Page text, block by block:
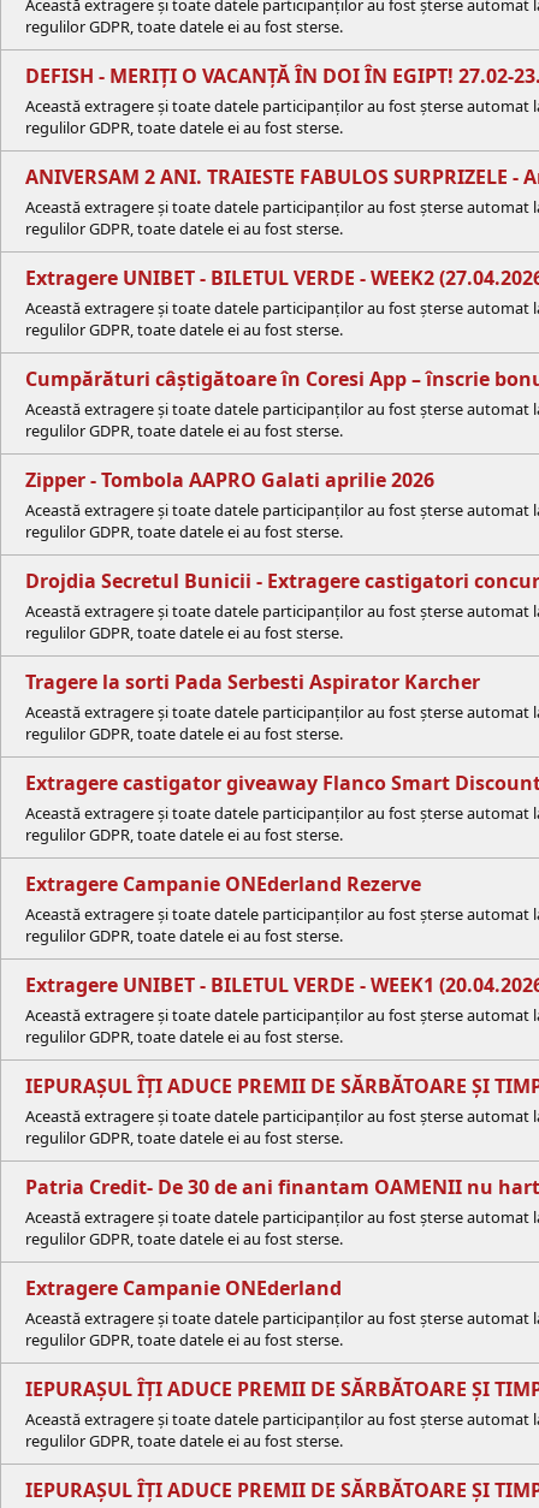
Această extragere și toate datele participanților au fost șterse
regulilor GDPR, toate datele ei au fost sterse.
DEFISH - MERIȚI O VACANȚĂ ÎN DOI ÎN EGIPT! 27.02-
Această extragere și toate datele participanților au fost șterse
regulilor GDPR, toate datele ei au fost sterse.
ANIVERSAM 2 ANI. TRAIESTE FABULOS SURPRIZELE -
Această extragere și toate datele participanților au fost șterse
regulilor GDPR, toate datele ei au fost sterse.
Extragere UNIBET - BILETUL VERDE - WEEK2
Această extragere și toate datele participanților au fost șterse
regulilor GDPR, toate datele ei au fost sterse.
Cumpărături câștigătoare în Coresi App – înscrie
Această extragere și toate datele participanților au fost șterse
regulilor GDPR, toate datele ei au fost sterse.
Zipper - Tombola AAPRO Galati aprilie 2026
Această extragere și toate datele participanților au fost șterse
regulilor GDPR, toate datele ei au fost sterse.
Drojdia Secretul Bunicii - Extragere castigatori
Această extragere și toate datele participanților au fost șterse
regulilor GDPR, toate datele ei au fost sterse.
Tragere la sorti Pada Serbesti Aspirator Karcher
Această extragere și toate datele participanților au fost șterse
regulilor GDPR, toate datele ei au fost sterse.
Extragere castigator giveaway Flanco Smart
Această extragere și toate datele participanților au fost șterse
regulilor GDPR, toate datele ei au fost sterse.
Extragere Campanie ONEderland Rezerve
Această extragere și toate datele participanților au fost șterse
regulilor GDPR, toate datele ei au fost sterse.
Extragere UNIBET - BILETUL VERDE - WEEK1
Această extragere și toate datele participanților au fost șterse
regulilor GDPR, toate datele ei au fost sterse.
IEPURAȘUL ÎȚI ADUCE PREMII DE SĂRBĂTOARE ȘI
Această extragere și toate datele participanților au fost șterse
regulilor GDPR, toate datele ei au fost sterse.
Patria Credit- De 30 de ani finantam OAMENII nu
Această extragere și toate datele participanților au fost șterse
regulilor GDPR, toate datele ei au fost sterse.
Extragere Campanie ONEderland
Această extragere și toate datele participanților au fost șterse
regulilor GDPR, toate datele ei au fost sterse.
IEPURAȘUL ÎȚI ADUCE PREMII DE SĂRBĂTOARE ȘI
Această extragere și toate datele participanților au fost șterse
regulilor GDPR, toate datele ei au fost sterse.
IEPURAȘUL ÎȚI ADUCE PREMII DE SĂRBĂTOARE ȘI